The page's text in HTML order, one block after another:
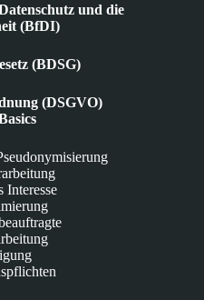
und die
(BfDI)
(BDSG)
(DSGVO)
Interesse